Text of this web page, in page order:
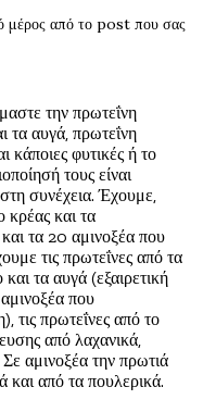
μέρος από το post που σας
την πρωτεΐνη
τα αυγά, πρωτεΐνη
κάποιες φυτικές ή το
τους είναι
συνέχεια. Έχουμε,
κρέας και τα
τα 20 αμινοξέα που
τις πρωτεΐνες από τα
τα αυγά (εξαιρετική
που
τις πρωτεΐνες από το
από λαχανικά,
αμινοξέα την πρωτιά
και από τα πουλερικά.